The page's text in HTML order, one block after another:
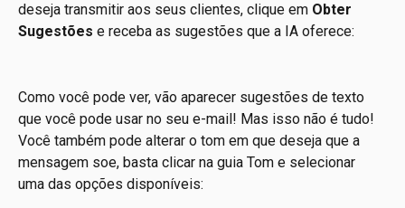
deseja transmitir aos seus clientes, clique em Obter
Sugestões e receba as sugestões que a IA oferece:
Como você pode ver, vão aparecer sugestões de texto
que você pode usar no seu e-mail! Mas isso não é tudo!
Você também pode alterar o tom em que deseja que a
mensagem soe, basta clicar na guia Tom e selecionar
uma das opções disponíveis: